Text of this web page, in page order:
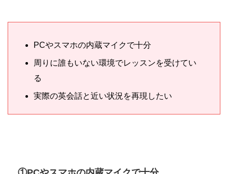
PCやスマホの内蔵マイクで十分
周りに誰もいない環境でレッスンを受けてい
る
実際の英会話と近い状況を再現したい